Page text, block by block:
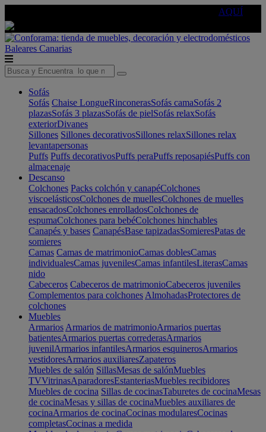
AQUÍ
Baleares Canarias
Sofás
Sofás Chaise LongueRinconerasSofás camaSofás 2
plazasSofás 3 plazasSofás de pielSofás relaxSofás
exteriorDivanes
Sillones Sillones decorativosSillones relaxSillones relax
levantapersonas
Puffs Puffs decorativosPuffs peraPuffs reposapiésPuffs con
almacenaje
Descanso
Colchones Packs colchón y canapéColchones
viscoelásticosColchones de muellesColchones de muelles
ensacadosColchones enrolladosColchones de
espumaColchones para bebéColchones hinchables
Canapés y bases CanapésBase tapizadasSomieresPatas de
somieres
Camas Camas de matrimonioCamas doblesCamas
individualesCamas juvenilesCamas infantilesLiterasCamas
nido
Cabeceros Cabeceros de matrimonioCabeceros juveniles
Complementos para colchones AlmohadasProtectores de
colchones
Muebles
Armarios Armarios de matrimonioArmarios puertas
batientesArmarios puertas correderasArmarios
juvenilArmarios infantilesArmarios esquinerosArmarios
vestidoresArmarios auxiliaresZapateros
Muebles de salón SillasMesas de salónMuebles
TVVitrinasAparadoresEstanteriasMuebles recibidores
Muebles de cocina Sillas de cocinasTaburetes de cocinaMesas
de cocinaMesas y sillas de cocinaMuebles auxiliares de
cocinaArmarios de cocinaCocinas modularesCocinas
completasCocinas a medida